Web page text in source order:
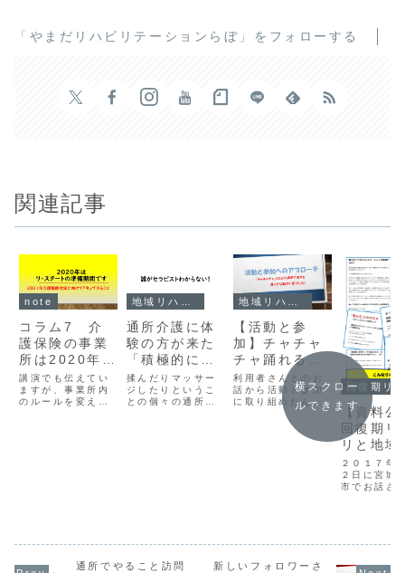
「やまだリハビリテーションらぼ」をフォローする
関連記事
note
コラム7 介
護保険の事業
所は2020年の
行動がメチャ
クチャ大事で
すよ！グレー
講演でも伝えてい
ますが、事業所内
のルールを変える
はず。特にリハ...
通所介護に体
験の方が来た
「積極的には
触らないです
よ」と伝えた
揉んだりマッサー
ジしたりというこ
との個々の通所介
【活動と参
加】チャチャ
チャ踊れるよ
って話から展
開してみた
利用者さんとのお
話から活動と参加
に取り組めたんで
すよ。こんなこと
もあるから作業療
法は面白い。
【資料公
回復期リ
リと地域
ビリがつ
るために
な学び
２０１７年
２日に宮城
市でお話さ
なぐってこ
横スクロー
ルできます
通所でやること訪問
新しいフォロワーさ